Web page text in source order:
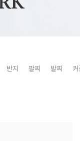
반지 팔찌 발찌